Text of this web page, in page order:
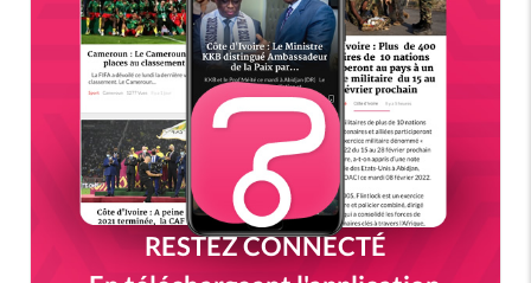
RESTEZ CONNECTÉ